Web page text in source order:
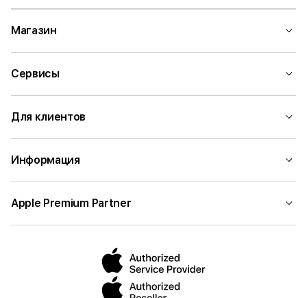
Магазин
Сервисы
Для клиентов
Информация
Apple Premium Partner